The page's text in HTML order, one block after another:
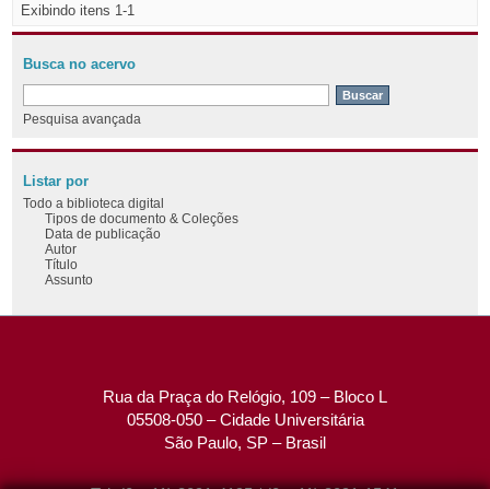
Exibindo itens 1-1
Busca no acervo
Pesquisa avançada
Listar por
Todo a biblioteca digital
Tipos de documento & Coleções
Data de publicação
Autor
Título
Assunto
Rua da Praça do Relógio, 109 – Bloco L
05508-050 – Cidade Universitária
São Paulo, SP – Brasil